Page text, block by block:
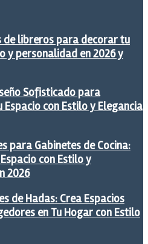
de libreros para decorar tu
y personalidad en 2026 y
Sofisticado para
con Estilo y Elegancia
para Gabinetes de Cocina:
con Estilo y
2026
de Hadas: Crea Espacios
en Tu Hogar con Estilo